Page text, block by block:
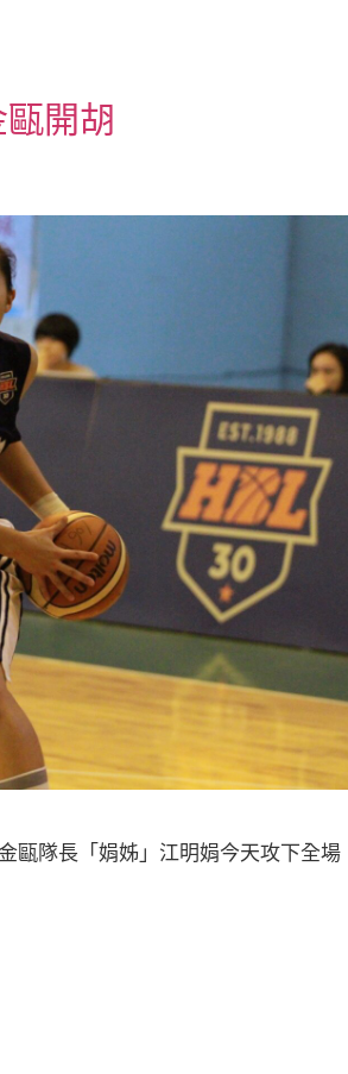
開胡
甌隊長「娟姊」江明娟今天攻下全場